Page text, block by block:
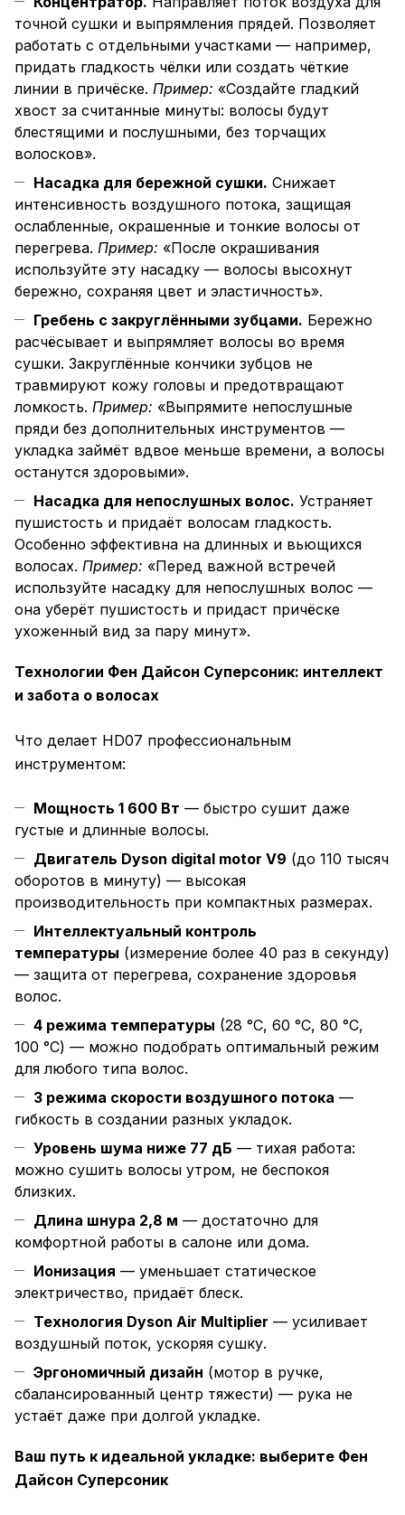
точной сушки и выпрямления прядей. Позволяет
работать с отдельными участками — например,
придать гладкость чёлки или создать чёткие
линии в причёске. Пример: «Создайте гладкий
хвост за считанные минуты: волосы будут
блестящими и послушными, без торчащих
волосков».
Насадка для бережной сушки. Снижает
интенсивность воздушного потока, защищая
ослабленные, окрашенные и тонкие волосы от
перегрева. Пример: «После окрашивания
используйте эту насадку — волосы высохнут
бережно, сохраняя цвет и эластичность».
Гребень с закруглёнными зубцами. Бережно
расчёсывает и выпрямляет волосы во время
сушки. Закруглённые кончики зубцов не
травмируют кожу головы и предотвращают
ломкость. Пример: «Выпрямите непослушные
пряди без дополнительных инструментов —
укладка займёт вдвое меньше времени, а волосы
останутся здоровыми».
Насадка для непослушных волос. Устраняет
пушистость и придаёт волосам гладкость.
Особенно эффективна на длинных и вьющихся
волосах. Пример: «Перед важной встречей
используйте насадку для непослушных волос —
она уберёт пушистость и придаст причёске
ухоженный вид за пару минут».
Технологии Фен Дайсон Суперсоник: интеллект
и забота о волосах
Что делает HD07 профессиональным
инструментом:
Мощность 1 600 Вт — быстро сушит даже
густые и длинные волосы.
Двигатель Dyson digital motor V9 (до 110 тысяч
оборотов в минуту) — высокая
производительность при компактных размерах.
Интеллектуальный контроль
температуры (измерение более 40 раз в секунду)
— защита от перегрева, сохранение здоровья
волос.
4 режима температуры (28 °C, 60 °C, 80 °C,
100 °C) — можно подобрать оптимальный режим
для любого типа волос.
3 режима скорости воздушного потока —
гибкость в создании разных укладок.
Уровень шума ниже 77 дБ — тихая работа:
можно сушить волосы утром, не беспокоя
близких.
Длина шнура 2,8 м — достаточно для
комфортной работы в салоне или дома.
Ионизация — уменьшает статическое
электричество, придаёт блеск.
Технология Dyson Air Multiplier — усиливает
воздушный поток, ускоряя сушку.
Эргономичный дизайн (мотор в ручке,
сбалансированный центр тяжести) — рука не
устаёт даже при долгой укладке.
Ваш путь к идеальной укладке: выберите Фен
Дайсон Суперсоник